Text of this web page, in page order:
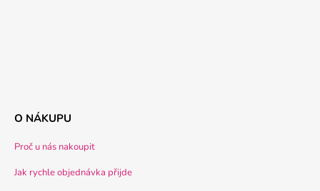
O NÁKUPU
Proč u nás nakoupit
Jak rychle objednávka přijde